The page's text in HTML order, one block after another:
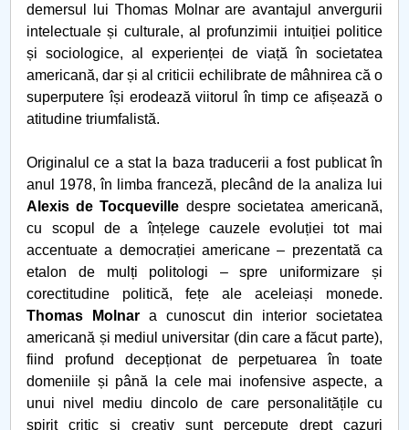
Lectura
Studiu epidemiologic
Statistica si modelare
Hristos este același
Sfintele Paști 2020
Sedentarism
Criza economică
Derogarea României de la CEDO
Educația online
demersul lui Thomas Molnar are avantajul anvergurii
intelectuale și culturale, al profunzimii intuiției politice
și sociologice, al experienței de viață în societatea
americană, dar și al criticii echilibrate de mâhnirea că o
superputere își erodează viitorul în timp ce afișează o
atitudine triumfalistă.
Originalul ce a stat la baza traducerii a fost publicat în
anul 1978, în limba franceză, plecând de la analiza lui
Alexis de Tocqueville despre societatea americană,
cu scopul de a înțelege cauzele evoluției tot mai
accentuate a democrației americane – prezentată ca
etalon de mulți politologi – spre uniformizare și
corectitudine politică, fețe ale aceleiași monede.
Thomas Molnara cunoscut din interior societatea
americană și mediul universitar (din care a făcut parte),
fiind profund decepționat de perpetuarea în toate
domeniile și până la cele mai inofensive aspecte, a
unui nivel mediu dincolo de care personalitățile cu
spirit critic și creativ sunt percepute drept cazuri